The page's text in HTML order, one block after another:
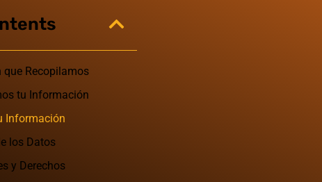
Recopilamos
tu Información
Información
los Datos
y Derechos